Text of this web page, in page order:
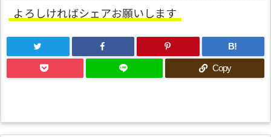
よろしければシェアお願いします
B!
Copy